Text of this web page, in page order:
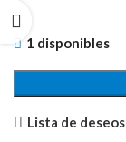
1 disponibles
Lista de deseos